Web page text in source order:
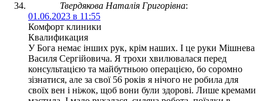
Твердякова Наталія Григорівна:
01.06.2023 в 11:55
Комфорт клиники
Квалификация
У Бога немає інших рук, крім наших. І це руки Мішнева
Василя Сергійовича. Я трохи хвилювалася перед
консультацією та майбутньою операцією, бо соромно
зізнатися, але за свої 56 років я нічого не робила для
своїх вен і ніжок, щоб вони були здорові. Лише кремами